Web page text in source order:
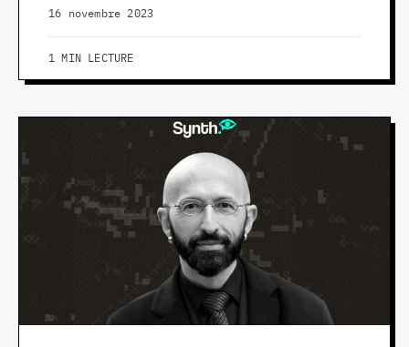
16 novembre 2023
1 MIN LECTURE